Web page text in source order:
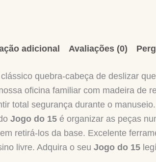
adicional Avaliações (0)
quebra-cabeça de deslizar
oficina familiar com madeira de
total segurança durante o
Jogo do 15 é organizar as peças
retirá-los da base. Excelente
livre. Adquira o seu Jogo do 15